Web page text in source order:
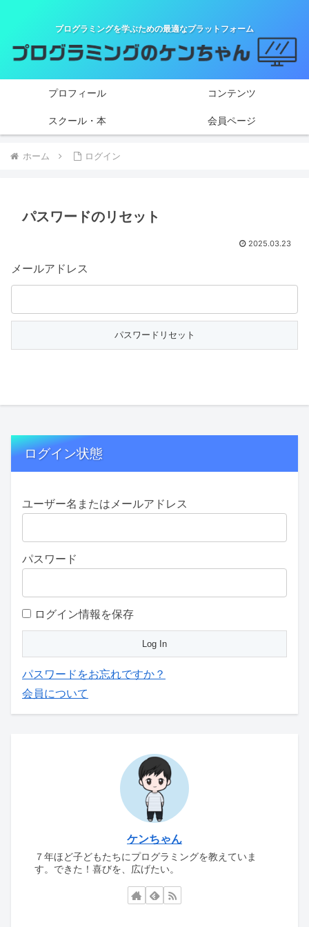
プログラミングを学ぶための最適なプラットフォーム
プロフィール コンテンツ
スクール・本 会員ページ
ホーム ログイン
パスワードのリセット
2025.03.23
メールアドレス
ログイン状態
ユーザー名またはメールアドレス
パスワード
ログイン情報を保存
パスワードをお忘れですか？
会員について
ケンちゃん
７年ほど子どもたちにプログラミングを教えていま
す。できた！喜びを、広げたい。